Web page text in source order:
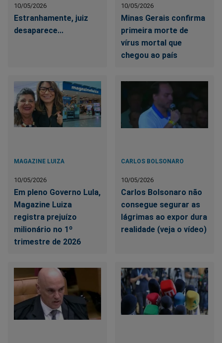
10/05/2026
Estranhamente, juiz
desaparece...
10/05/2026
Minas Gerais confirma
primeira morte de
vírus mortal que
chegou ao país
MAGAZINE LUIZA
10/05/2026
Em pleno Governo Lula,
Magazine Luiza
registra prejuízo
milionário no 1º
trimestre de 2026
CARLOS BOLSONARO
10/05/2026
Carlos Bolsonaro não
consegue segurar as
lágrimas ao expor dura
realidade (veja o vídeo)